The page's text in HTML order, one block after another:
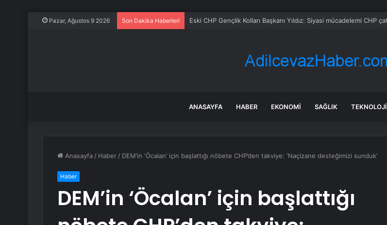
Pazar, Ağustos 9 2026 Son Dakika Haberleri Burhaniye Belediye Başkanı Ali Kemal Deveciler CHP’den istifa etti
ANASAYFA HABER EKONOMI SAĞLIK TEKNOLOJI
Anasayfa / Haber / DEM’in ‘Öcalan’ için başlattığı nöbete CHP’den takviye: ‘Naçizane desteğimizi sunduk’
Haber
DEM’in ‘Öcalan’ için başlattığı